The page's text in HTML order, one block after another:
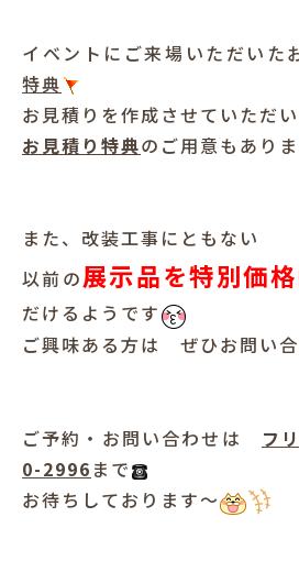
イベントにご来場いただい
特典
お見積りを作成させていただ
お見積り特典のご用意もあり
また、改装工事にともない
以前の展示品を特別価
だけるようです
ご興味ある方は ぜひお問い
ご予約・お問い合わせは フ
0-2996 まで
お待ちしております～